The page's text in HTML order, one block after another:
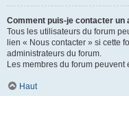
Comment puis-je contacter un
Tous les utilisateurs du forum
lien « Nous contacter » si cette
administrateurs du forum.
Les membres du forum
Haut